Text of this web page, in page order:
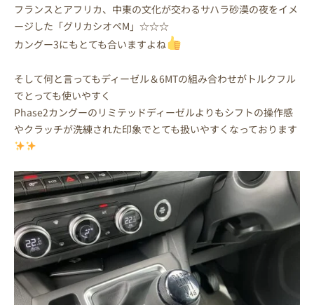
フランスとアフリカ、中東の文化が交わるサハラ砂漠の夜をイメ
ージした「グリカシオペM」☆☆☆
カングー3にもとても合いますよね
そして何と言ってもディーゼル＆6MTの組み合わせがトルクフル
でとっても使いやすく
Phase2カングーのリミテッドディーゼルよりもシフトの操作感
やクラッチが洗練された印象でとても扱いやすくなっております